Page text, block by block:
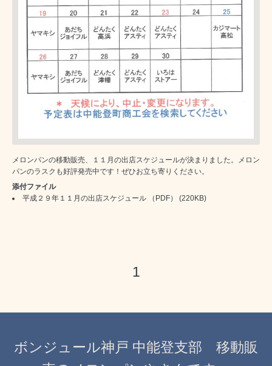
メロンパンの移動販売、１１月の出店スケジュールが決まりました。メロン
パンのラスクも好評発売中です！ぜひお立ち寄りください。
添付ファイル
平成２９年１１月の出店スケジュール （PDF）
(220KB)
1
ボンジュール神戸 中能登支部 移動販